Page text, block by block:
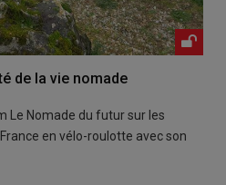
de la vie nomade
Le Nomade du futur sur les
en vélo-roulotte avec son